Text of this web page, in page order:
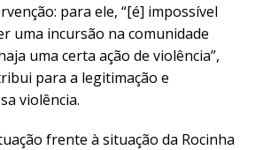
para ele, “[é] impossível
uma incursão na comunidade
uma certa ação de violência”,
para a legitimação e
violência.
frente à situação da Rocinha